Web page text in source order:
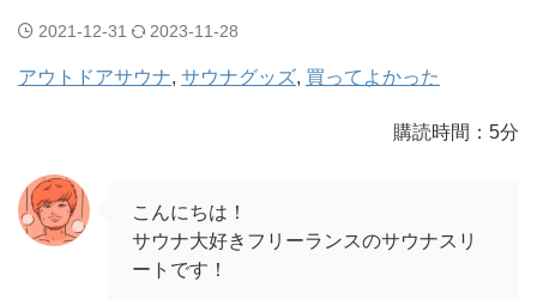
2021-12-31 2023-11-28
アウトドアサウナ, サウナグッズ, 買ってよかった
購読時間：5分
こんにちは！
サウナ大好きフリーランスのサウナスリ
ートです！